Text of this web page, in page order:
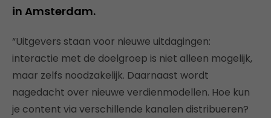
in Amsterdam.
“Uitgevers staan voor nieuwe uitdagingen:
interactie met de doelgroep is niet alleen mogelijk,
maar zelfs noodzakelijk. Daarnaast wordt
nagedacht over nieuwe verdienmodellen. Hoe kun
je content via verschillende kanalen distribueren?